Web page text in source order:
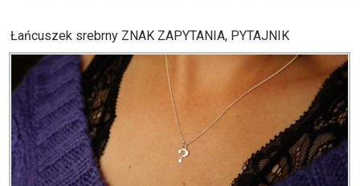
Łańcuszek srebrny ZNAK ZAPYTANIA, PYTAJNIK